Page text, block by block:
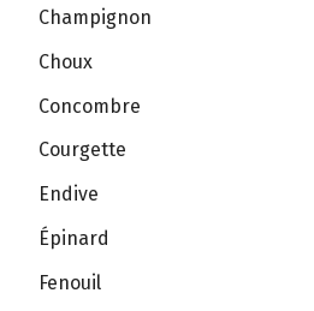
Champignon
Choux
Concombre
Courgette
Endive
Épinard
Fenouil